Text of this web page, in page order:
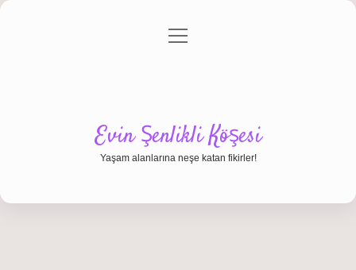
Gizlilik Politikası
menüyü
Evin Şenlikli Köşesi
Yaşam alanlarına neşe katan fikirler!